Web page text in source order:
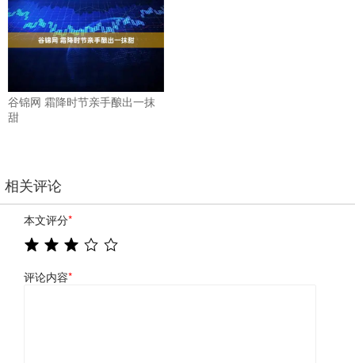
谷锦网 霜降时节亲手酿出一抹
甜
相关评论
本文评分*
评论内容*